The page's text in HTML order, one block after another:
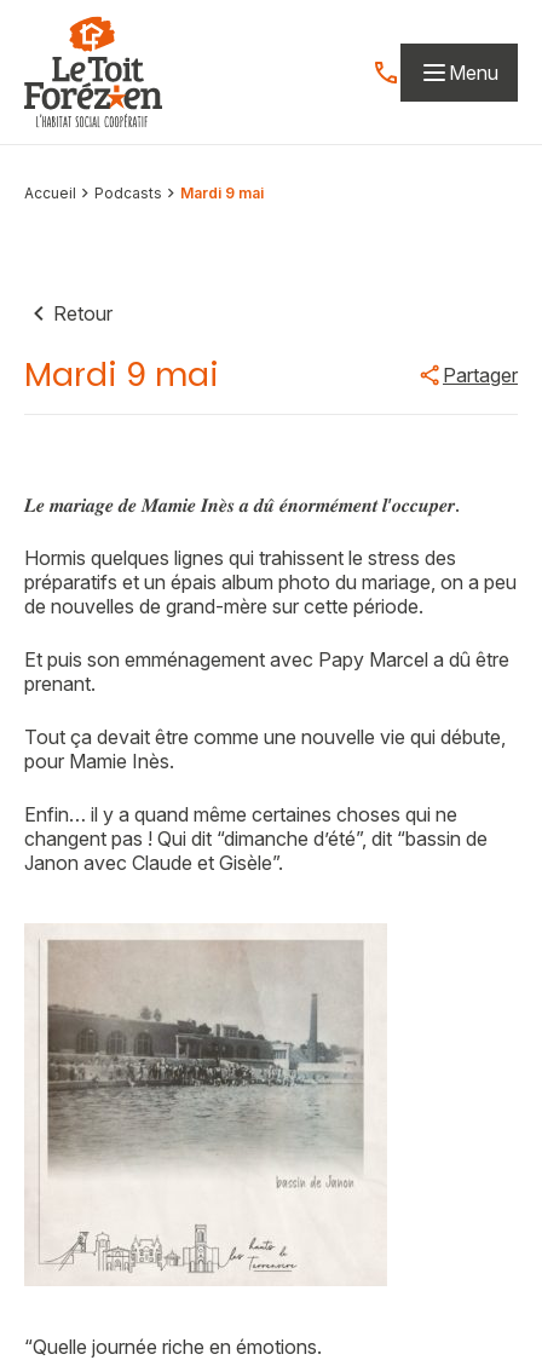
Aller au contenu
Contactez-nous
Menu
Accueil Podcasts Mardi 9 mai
Retour
Mardi 9 mai Partager
𝑳𝒆 𝒎𝒂𝒓𝒊𝒂𝒈𝒆 𝒅𝒆 𝑴𝒂𝒎𝒊𝒆 𝑰𝒏𝒆̀𝒔 𝒂 𝒅𝒖̂ 𝒆́𝒏𝒐𝒓𝒎𝒆́𝒎𝒆𝒏𝒕 𝒍’𝒐𝒄𝒄𝒖𝒑𝒆𝒓.
Hormis quelques lignes qui trahissent le stress des
préparatifs et un épais album photo du mariage, on a peu
de nouvelles de grand-mère sur cette période.
Et puis son emménagement avec Papy Marcel a dû être
prenant.
Tout ça devait être comme une nouvelle vie qui débute,
pour Mamie Inès.
Enfin… il y a quand même certaines choses qui ne
changent pas ! Qui dit “dimanche d’été”, dit “bassin de
Janon avec Claude et Gisèle”.
“Quelle journée riche en émotions.